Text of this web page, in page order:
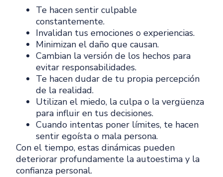
Te hacen sentir culpable
constantemente.
Invalidan tus emociones o experiencias.
Minimizan el daño que causan.
Cambian la versión de los hechos para
evitar responsabilidades.
Te hacen dudar de tu propia percepción
de la realidad.
Utilizan el miedo, la culpa o la vergüenza
para influir en tus decisiones.
Cuando intentas poner límites, te hacen
sentir egoísta o mala persona.
Con el tiempo, estas dinámicas pueden
deteriorar profundamente la autoestima y la
confianza personal.